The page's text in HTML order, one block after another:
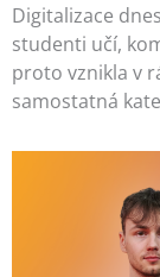
Digitalizace
studenti učí,
proto vznikla v
samostatná